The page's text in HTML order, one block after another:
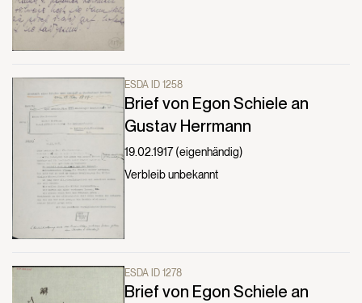
ESDA ID 1258
Brief von Egon Schiele an
Gustav Herrmann
19.02.1917 (eigenhändig)
Verbleib unbekannt
ESDA ID 1278
Brief von Egon Schiele an